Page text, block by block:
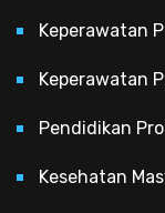
Keperawatan
Keperawatan
Pendidikan
Kesehatan